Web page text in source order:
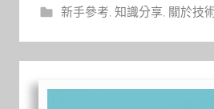
新手參考, 知識分享, 關於技